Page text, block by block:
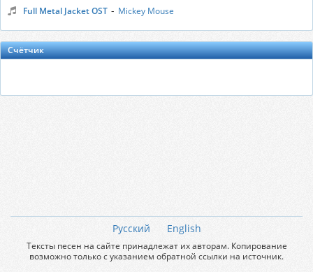
Full Metal Jacket OST - Mickey Mouse
Счётчик
Русский English
Тексты песен на сайте принадлежат их авторам. Копирование
возможно только с указанием обратной ссылки на источник.